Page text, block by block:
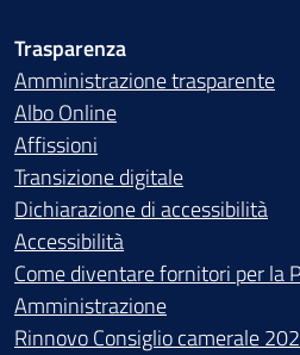
Trasparenza
Amministrazione trasparente
Albo Online
Affissioni
Transizione digitale
Dichiarazione di accessibilità
Accessibilità
Come diventare fornitori per la
Amministrazione
Rinnovo Consiglio camerale